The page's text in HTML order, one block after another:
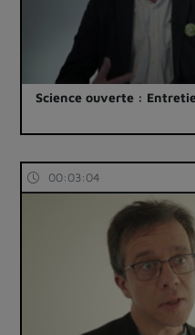
Science ouverte :
00:03:04